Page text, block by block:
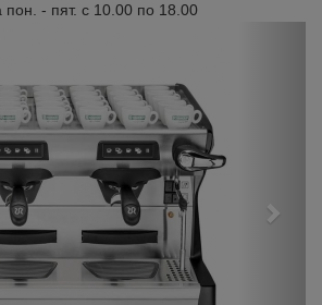
- пят. с 10.00 по 18.00